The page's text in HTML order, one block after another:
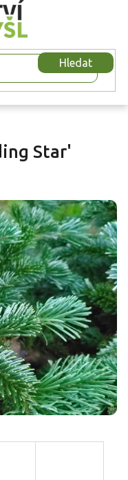
Hledat
Star'